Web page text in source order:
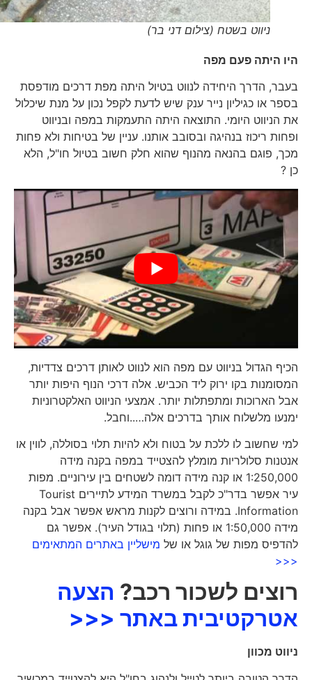
ניווט בשטח (צילום דני בר)
היו היתה פעם מפה
בעבר, הדרך היחידה לנווט בטיול היתה מפת דרכים מודפסת
בספר או כגיליון נייר ענק שיש לדעת לקפל נכון על מנת שיכלול
את הניווט היומי. התוצאה היתה התעמקות במפה ובניווט
ופחות ריכוז בנהיגה ובסובב אותנו. עניין של בטיחות ולא פחות
מכך, פוגם בהנאה מהנוף שהוא חלק חשוב בטיול חו"ל, הלא
כן ?
הכיף הגדול בניווט עם מפה הוא לנווט לאותן דרכים צדדיות,
המסומנות בקו ירוק ליד הכביש. אלה דרכי הנוף היפות יותר
אבל הארוכות ומתפתלות יותר. אמצעי הניווט האלקטרוניות
ימנעו מלשלוח אותך בדרכים אלה…..וחבל.
למי שחשוב לו ללכת על בטוח ולא להיות תלוי בסוללה, לווין או
אנטנות סלולריות מומלץ להצטייד במפה בקנה מידה
1:250,000 או קנה מידה דומה לשטחים בין עירוניים. מפות
עיר אפשר בדר"כ לקבל במשרד המידע לתיירים Tourist
Information. במידה ורוצים לקנות מראש אפשר אבל בקנה
מידה 1:50,000 או פחות (תלוי בגודל העיר). אפשר גם
להדפיס מפות של גוגל או שלמישליין באתרים המתאימים
<<<
רוצים לשכור רכב?הצעה
אטרקטיבית באתר <<<
ניווט מכוון